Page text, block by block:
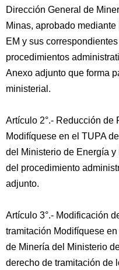
Dirección General de
Minas, aprobado
EM y sus
procedimientos
Anexo adjunto que forma
ministerial.
Artículo 2°.- Reducción de
Modifíquese en el TUPA
del Ministerio de Energía
del procedimiento
adjunto.
Artículo 3°.- Modificación
tramitación Modifíquese
de Minería del Ministerio
derecho de tramitación de